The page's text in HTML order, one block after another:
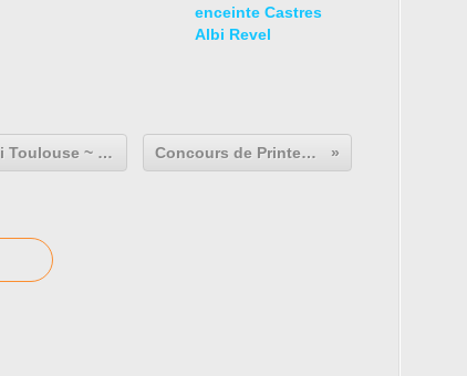
enceinte Castres
Albi Revel
Séance photo nourrisson Castres Albi Toulouse ~ Raphaël Concours de Printemps !